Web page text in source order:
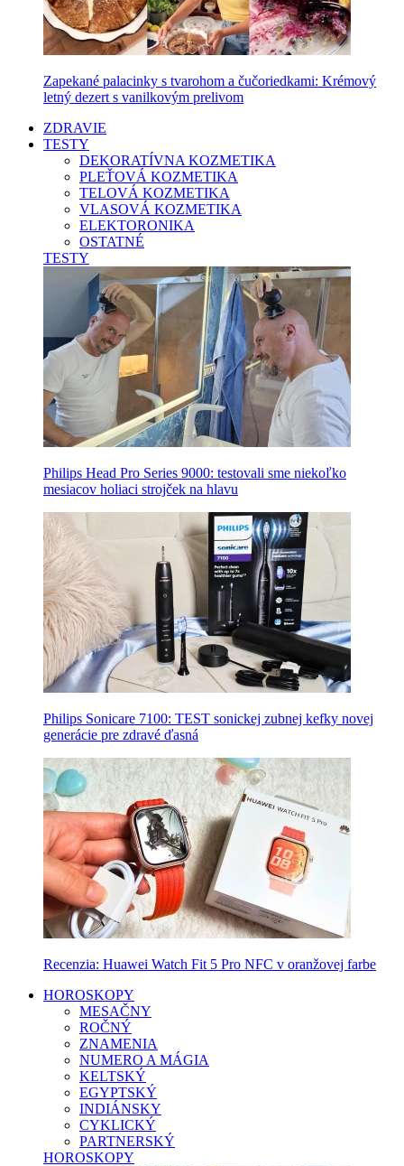
Zapekané palacinky s tvarohom a čučoriedkami: Krémový
letný dezert s vanilkovým prelivom
ZDRAVIE
TESTY
DEKORATÍVNA KOZMETIKA
PLEŤOVÁ KOZMETIKA
TELOVÁ KOZMETIKA
VLASOVÁ KOZMETIKA
ELEKTORONIKA
OSTATNÉ
TESTY
Philips Head Pro Series 9000: testovali sme niekoľko
mesiacov holiaci strojček na hlavu
Philips Sonicare 7100: TEST sonickej zubnej kefky novej
generácie pre zdravé ďasná
Recenzia: Huawei Watch Fit 5 Pro NFC v oranžovej farbe
HOROSKOPY
MESAČNY
ROČNÝ
ZNAMENIA
NUMERO A MÁGIA
KELTSKÝ
EGYPTSKÝ
INDIÁNSKY
CYKLICKÝ
PARTNERSKÝ
HOROSKOPY